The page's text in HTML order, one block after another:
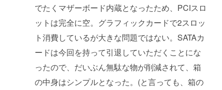
でたくマザーボード内蔵となったため、PCIスロ
ットは完全に空。グラフィックカードで2スロッ
ト消費しているが大きな問題ではない。SATAカ
ードは今回を持って引退していただくことにな
ったので、だいぶん無駄な物が削減されて、箱
の中身はシンプルとなった。(と言っても、箱の